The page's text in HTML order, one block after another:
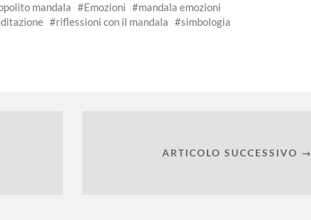
mandala Emozioni
mandala emozioni
riflessioni con il mandala
simbologia
ARTICOLO SUCCESSIVO →